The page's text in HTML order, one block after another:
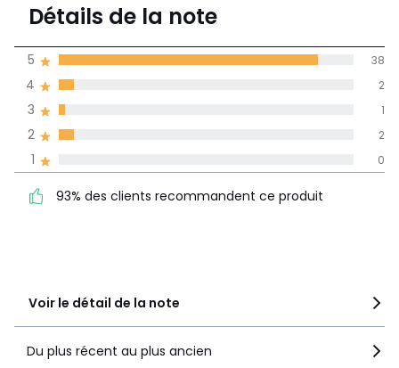
Téléchargements
Caractéristiques environnementales de l’emballage
En savoir plus sur nos emballages
moyenne des avis
dans toutes les
4 2
5
Voir le détail de la note
Détails de la note
1 0
2 2
3 1
4 2
5 38
93% des clients recommandent ce produit
Du plus récent au plus ancien